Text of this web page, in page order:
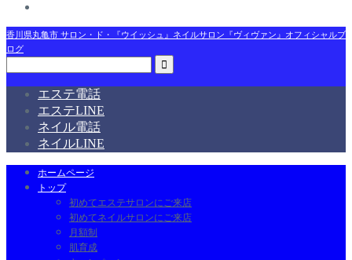
香川県丸亀市 サロン・ド・『ウイッシュ』ネイルサロン『ヴィヴァン』オフィシャルブ
ログ
エステ電話
エステLINE
ネイル電話
ネイルLINE
ホームページ
トップ
初めてエステサロンにご来店
初めてネイルサロンにご来店
月額制
肌育成